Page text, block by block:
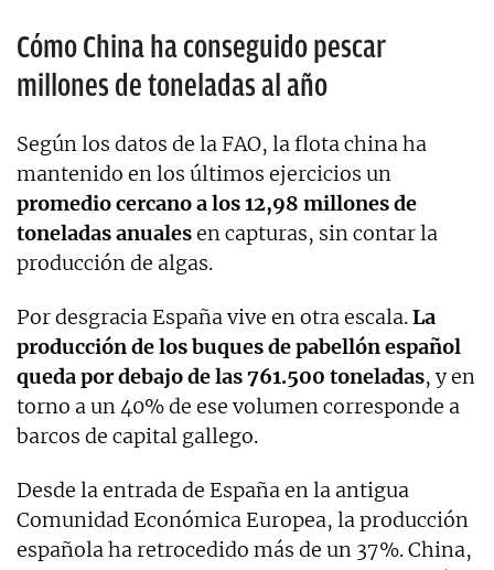
Cómo China ha conseguido pescar
millones de toneladas al año
Según los datos de la FAO, la flota china ha
mantenido en los últimos ejercicios un
promedio cercano a los 12,98 millones de
toneladas anualesen capturas, sin contar la
producción de algas.
Por desgracia España vive en otra escala.La
producción de los buques de pabellón español
queda por debajo de las 761.500 toneladas, y en
torno a un 40% de ese volumen corresponde a
barcos de capital gallego.
Desde la entrada de España en la antigua
Comunidad Económica Europea, la producción
española ha retrocedido más de un 37%. China,